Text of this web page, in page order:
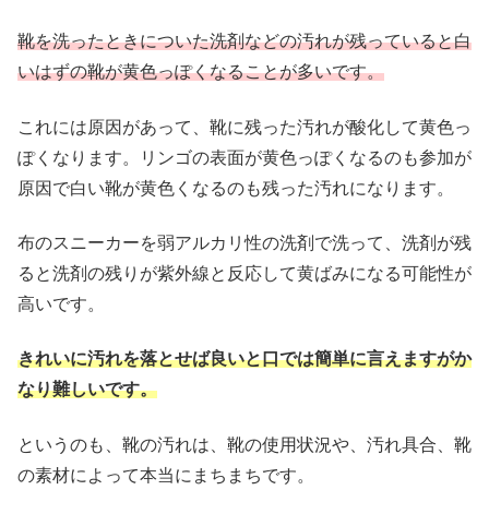
靴を洗ったときについた洗剤などの汚れが残っていると白
いはずの靴が黄色っぽくなることが多いです。
これには原因があって、靴に残った汚れが酸化して黄色っ
ぽくなります。リンゴの表面が黄色っぽくなるのも参加が
原因で白い靴が黄色くなるのも残った汚れになります。
布のスニーカーを弱アルカリ性の洗剤で洗って、洗剤が残
ると洗剤の残りが紫外線と反応して黄ばみになる可能性が
高いです。
きれいに汚れを落とせば良いと口では簡単に言えますがか
なり難しいです。
というのも、靴の汚れは、靴の使用状況や、汚れ具合、靴
の素材によって本当にまちまちです。